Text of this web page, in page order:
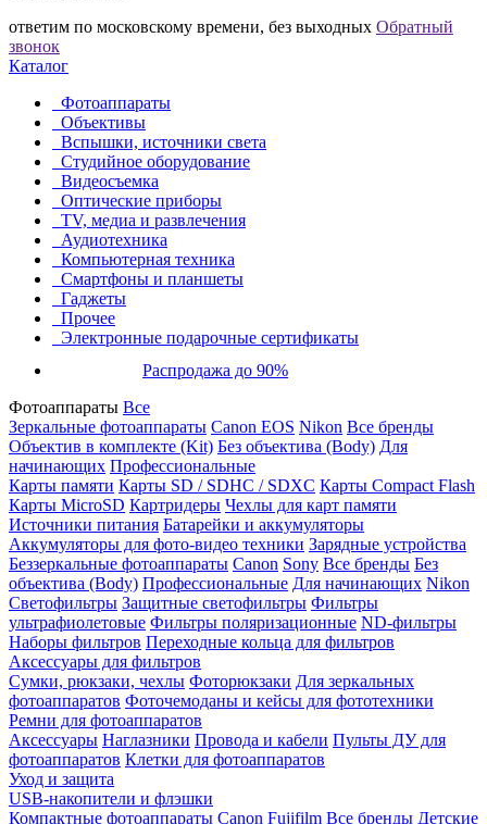
ответим по московскому времени, без выходных Обратный
звонок
Каталог
Фотоаппараты
Объективы
Вспышки, источники света
Студийное оборудование
Видеосъемка
Оптические приборы
TV, медиа и развлечения
Аудиотехника
Компьютерная техника
Смартфоны и планшеты
Гаджеты
Прочее
Электронные подарочные сертификаты
Распродажа до 90%
Фотоаппараты Все
Зеркальные фотоаппараты Canon EOS Nikon Все бренды
Объектив в комплекте (Kit) Без объектива (Body) Для
начинающих Профессиональные
Карты памяти Карты SD / SDHC / SDXC Карты Compact Flash
Карты MicroSD Картридеры Чехлы для карт памяти
Источники питания Батарейки и аккумуляторы
Аккумуляторы для фото-видео техники Зарядные устройства
Беззеркальные фотоаппараты Canon Sony Все бренды Без
объектива (Body) Профессиональные Для начинающих Nikon
Светофильтры Защитные светофильтры Фильтры
ультрафиолетовые Фильтры поляризационные ND-фильтры
Наборы фильтров Переходные кольца для фильтров
Аксессуары для фильтров
Сумки, рюкзаки, чехлы Фоторюкзаки Для зеркальных
фотоаппаратов Фоточемоданы и кейсы для фототехники
Ремни для фотоаппаратов
Аксессуары Наглазники Провода и кабели Пульты ДУ для
фотоаппаратов Клетки для фотоаппаратов
Уход и защита
USB-накопители и флэшки
Компактные фотоаппараты Canon Fujifilm Все бренды Детские